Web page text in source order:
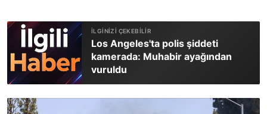
Los Angeles'ta polis şiddeti
kamerada: Muhabir ayağından
vuruldu